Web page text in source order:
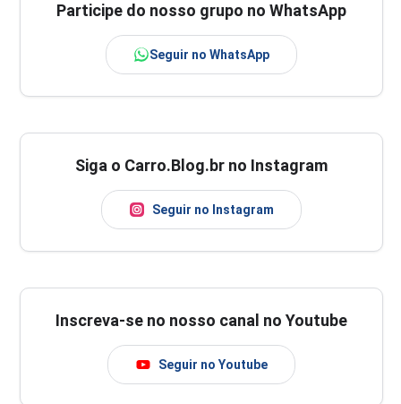
Participe do nosso grupo no WhatsApp
Seguir no WhatsApp
Siga o Carro.Blog.br no Instagram
Seguir no Instagram
Inscreva-se no nosso canal no Youtube
Seguir no Youtube